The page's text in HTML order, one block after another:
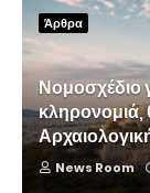
Άρθρα
Νομοσχέδιο
κληρονομιά,
News Room